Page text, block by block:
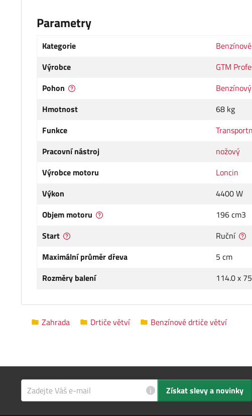
Parametry
Kategorie
Výrobce
GTM
Pohon
Benzínový
Hmotnost
68 kg
Funkce
Pracovní nástroj
nožový
Výrobce motoru
Loncin
Výkon
4400 W
Objem motoru
196 cm3
Start
Ruční
Maximální průměr dřeva
5 cm
Rozměry balení
114.0 x
Zahrada Drtiče větví Benzínové drtiče větví
i Získat slevy a novinky